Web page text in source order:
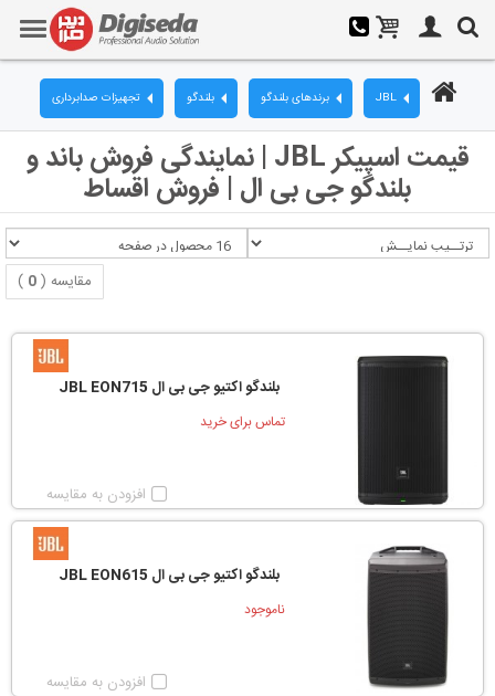
تجهیزات صدابرداری بلندگو برندهای بلندگو JBL
قیمت اسپیکر JBL | نمایندگی فروش باند و
بلندگو جی بی ال | فروش اقساط
مقایسه (0
)
بلندگو اکتیو جی بی ال JBL EON715
تماس برای خرید
افزودن به مقایسه
بلندگو اکتیو جی بی ال JBL EON615
ناموجود
افزودن به مقایسه